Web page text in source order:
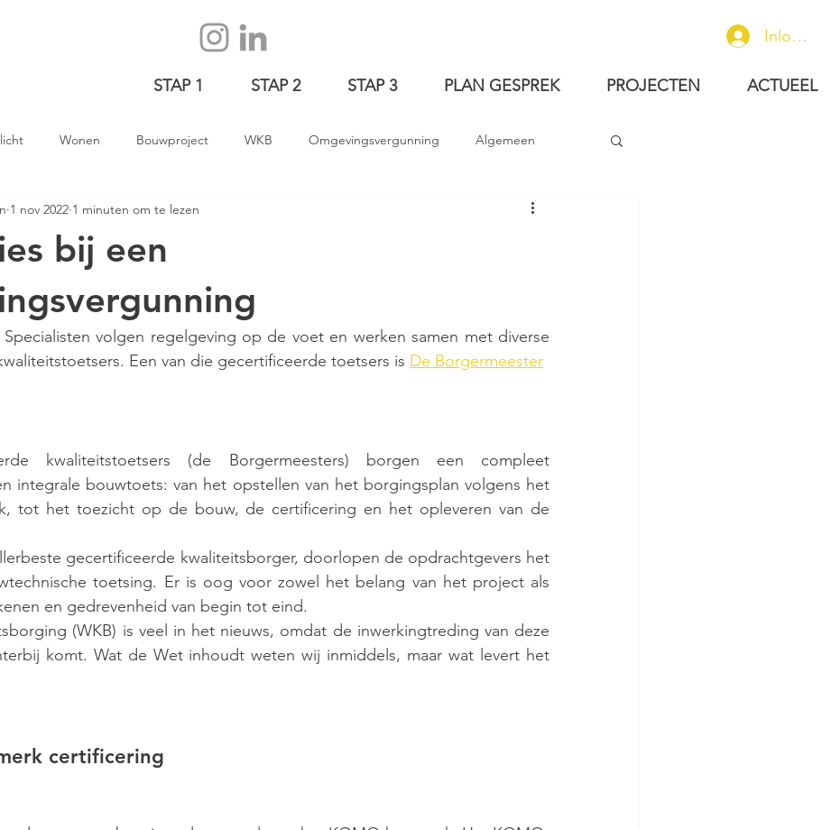
STAP 1 STAP 2 STAP 3 PLAN GESPREK PROJECTEN ACTUEEL
Inloggen
Wonen Bouwproject WKB Omgevingsvergunning Algemeen
bij een
1 nov 2022 1 minuten om te lezen
volgen regelgeving op de voet en werken samen met diverse
Een van die gecertificeerde toetsers is De Borgermeester
kwaliteitstoetsers (de Borgermeesters) borgen een compleet
integrale bouwtoets: van het opstellen van het borgingsplan volgens het
tot het toezicht op de bouw, de certificering en het opleveren van de
gecertificeerde kwaliteitsborger, doorlopen de opdrachtgevers het
toetsing. Er is oog voor zowel het belang van het project als
en gedrevenheid van begin tot eind.
(WKB) is veel in het nieuws, omdat de inwerkingtreding van deze
komt. Wat de Wet inhoudt weten wij inmiddels, maar wat levert het
certificering